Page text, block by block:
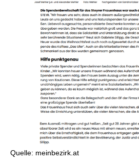
Quelle: meinbezirk.at